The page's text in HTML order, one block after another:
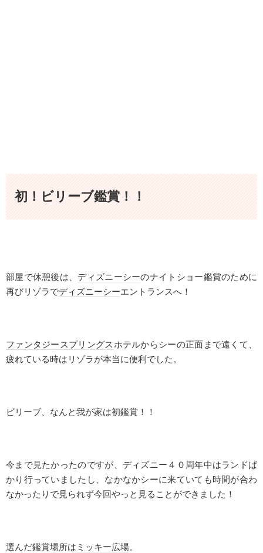
初！ビリーブ鑑賞！！
部屋で休憩後は、 ディズニーシーのナイトショー鑑賞のために
再びリゾラでディズニーシーエントランスへ！
ファンタジースプリングス ホテルからシーの正面まで遠くて、
疲れている時はリゾラが本当に便利でした。
ビリーブ、なんと我が家は初鑑賞！！
今まで見たかったのですが、ディズニー４０周年中はランドば
かり行っていましたし、なかなかシーに来ていても時間が合わ
なかったりで見られず今回やっと見ることができました！
選んだ鑑賞場所は ミッキー広場。